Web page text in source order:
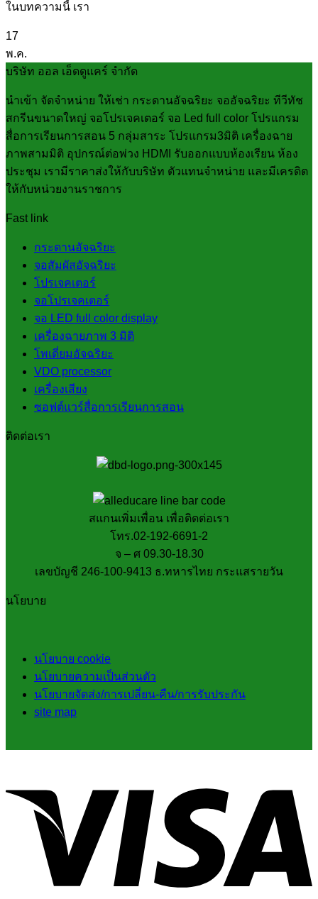
ในบทความนี้ เรา
17
พ.ค.
บริษัท ออล เอ็ดดูแคร์ จำกัด
นำเข้า จัดจำหน่าย ให้เช่า กระดานอัจฉริยะ จออัจฉริยะ ทีวีทัช
สกรีนขนาดใหญ่ จอโปรเจคเตอร์ จอ Led full color โปรแกรม
สื่อการเรียนการสอน 5 กลุ่มสาระ โปรแกรม3มิติ เครื่องฉาย
ภาพสามมิติ อุปกรณ์ต่อพ่วง HDMI รับออกแบบห้องเรียน ห้อง
ประชุม เรามีราคาส่งให้กับบริษัท ตัวแทนจำหน่าย และมีเครดิต
ให้กับหน่วยงานราชการ
Fast link
กระดานอัจฉริยะ
จอสัมผัสอัจฉริยะ
โปรเจคเตอร์
จอโปรเจคเตอร์
จอ LED full color display
เครื่องฉายภาพ 3 มิติ
โพเดี่ยมอัจฉริยะ
VDO processor
เครื่องเสียง
ซอฟต์แวร์สื่อการเรียนการสอน
ติดต่อเรา
สแกนเพิ่มเพื่อน เพื่อติดต่อเรา
โทร.02-192-6691-2
จ – ศ 09.30-18.30
เลขบัญชี 246-100-9413 ธ.ทหารไทย กระแสรายวัน
นโยบาย
นโยบาย cookie
นโยบายความเป็นส่วนตัว
นโยบายจัดส่ง/การเปลี่ยน-คืน/การรับประกัน
site map